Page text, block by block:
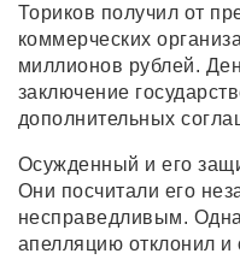
Ториков получил от
коммерческих
миллионов рублей.
заключение
дополнительных
Осужденный и его
Они посчитали его
несправедливым.
апелляцию отклонил и